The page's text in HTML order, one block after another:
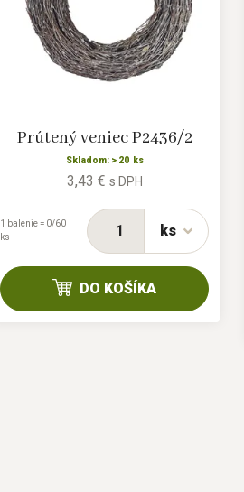
Prútený veniec P2436/2
Skladom: > 20 ks
3,43 € s DPH
ks
1 balenie = 0/60
ks
DO KOŠÍKA